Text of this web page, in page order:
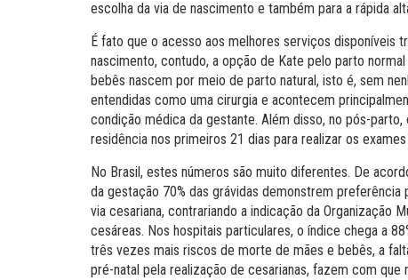
escolha da via de nascimento e também para a rápida
É fato que o acesso aos melhores serviços disponíveis
nascimento, contudo, a opção de Kate pelo parto
bebês nascem por meio de parto natural, isto é, sem
entendidas como uma cirurgia e acontecem
condição médica da gestante. Além disso, no pós-
residência nos primeiros 21 dias para realizar os
No Brasil, estes números são muito diferentes. De
da gestação 70% das grávidas demonstrem
via cesariana, contrariando a indicação da Organização
cesáreas. Nos hospitais particulares, o índice chega a
três vezes mais riscos de morte de mães e bebês, a
pré-natal pela realização de cesarianas, fazem com